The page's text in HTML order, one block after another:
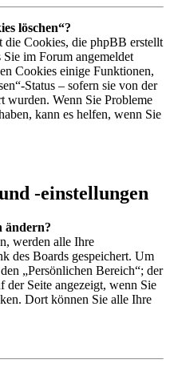
löschen“?
die Cookies, die phpBB erstellt
im Forum angemeldet
Cookies einige Funktionen,
Status – sofern sie von der
Wenn Sie Probleme
kann es helfen, wenn Sie
-einstellungen
ändern?
werden alle Ihre
des Boards gespeichert. Um
„Persönlichen Bereich“; der
Seite angezeigt, wenn Sie
Dort können Sie alle Ihre